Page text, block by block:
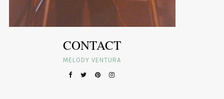
CONTACT
MELODY VENTURA